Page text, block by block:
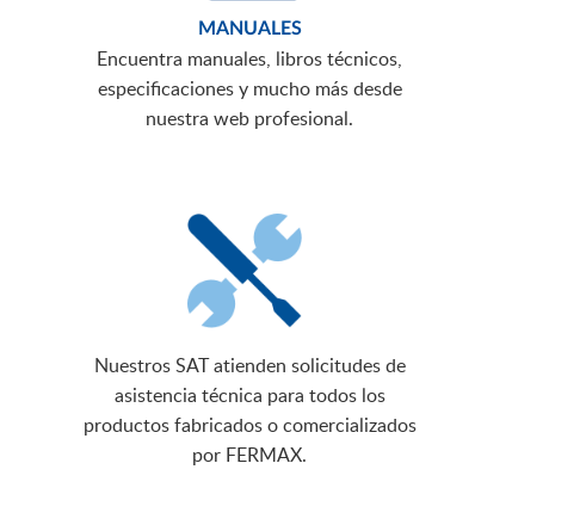
MANUALES
Encuentra manuales, libros técnicos,
especificaciones y mucho más desde
nuestra web profesional.
Nuestros SAT atienden solicitudes de
asistencia técnica para todos los
productos fabricados o comercializados
por FERMAX.